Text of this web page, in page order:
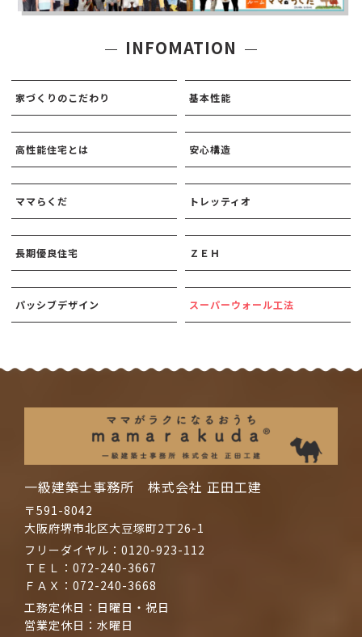
INFOMATION
家づくりのこだわり 基本性能
高性能住宅とは 安心構造
ママらくだ トレッティオ
長期優良住宅 ＺＥＨ
パッシブデザイン スーパーウォール工法
一級建築士事務所 株式会社 正田工建
〒591-8042
大阪府堺市北区大豆塚町2丁26-1
フリーダイヤル： 0120-923-112
ＴＥＬ： 072-240-3667
ＦＡＸ：072-240-3668
工務定休日：日曜日・祝日
営業定休日：水曜日